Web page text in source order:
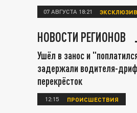
07 АВГУСТА 18:21 ЭКСКЛЮЗИВ
НОВОСТИ РЕГИОНОВ
Ушёл в занос и
задержали водителя-
перекрёсток
12:15 ПРОИСШЕСТВИЯ